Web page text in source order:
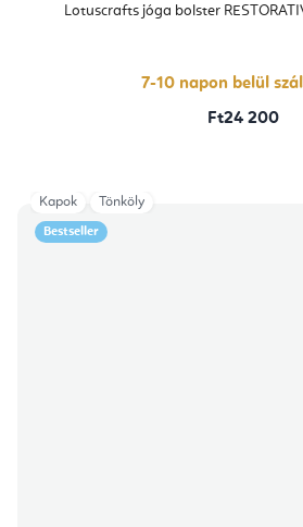
Lotuscrafts jóga bolster
7-10 napon belül
Ft24 200
Bestseller
Kapok Tönköly